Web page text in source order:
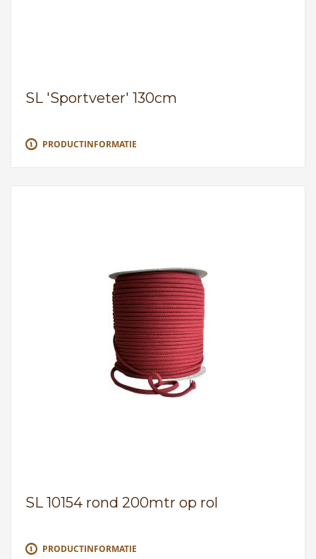
SL 'Sportveter' 130cm
PRODUCTINFORMATIE
SL 10154 rond 200mtr op rol
PRODUCTINFORMATIE